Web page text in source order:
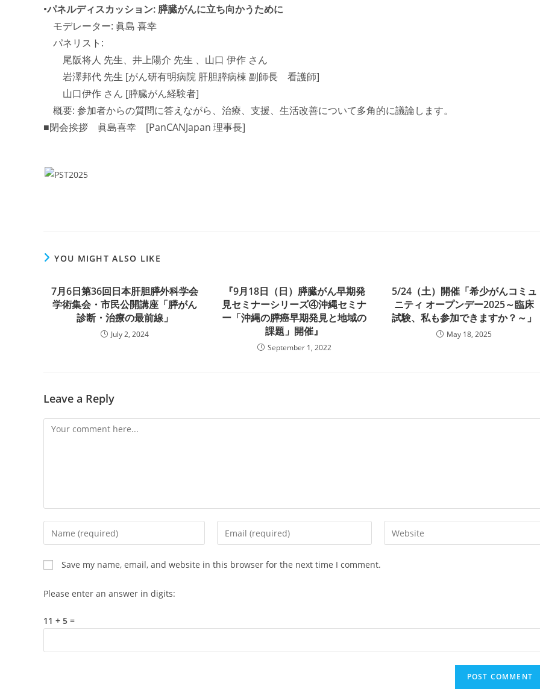
•パネルディスカッション: 膵臓がんに立ち向かうために
モデレーター: 眞島 喜幸
パネリスト:
尾阪将人 先生、井上陽介 先生 、山口 伊作 さん
岩澤邦代 先生 [がん研有明病院 肝胆膵病棟 副師長 看護師]
山口伊作 さん [膵臓がん経験者]
概要: 参加者からの質問に答えながら、治療、支援、生活改善について多角的に議論します。
■閉会挨拶 眞島喜幸 [PanCANJapan 理事長]
YOU MIGHT ALSO LIKE
7月6日第36回日本肝胆膵外科学会
学術集会・市民公開講座「膵がん
診断・治療の最前線」
July 2, 2024
『9月18日（日）膵臓がん早期発
見セミナーシリーズ④沖縄セミナ
ー「沖縄の膵癌早期発見と地域の
課題」開催』
September 1, 2022
5/24（土）開催「希少がんコミュ
ニティ オープンデー2025～臨床
試験、私も参加できますか？～」
May 18, 2025
Leave a Reply
Comment
Enter
your
name
or
username
comment
Enter
your
Enter
your
Save my name, email, and website in this browser for the next time I comment.
Please enter an answer in digits:
11 + 5 =